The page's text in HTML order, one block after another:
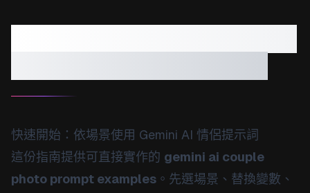
快速開始：依場景使用 Gemini AI 情侶提示詞
這份指南提供可直接實作的 gemini ai couple
photo prompt examples 。先選場景、替換變數、